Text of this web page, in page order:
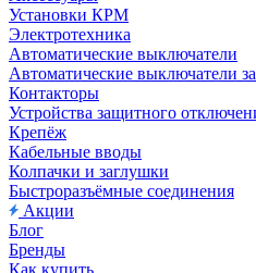
Установки КРМ
Электротехника
Автоматические выключатели
Автоматические выключатели
Контакторы
Устройства защитного
Крепёж
Кабельные вводы
Колпачки и заглушки
Быстроразъёмные соединения
Акции
Блог
Бренды
Как купить